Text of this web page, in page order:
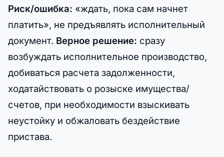
Риск/ошибка: «ждать, пока сам начнет
платить», не предъявлять исполнительный
документ. Верное решение: сразу
возбуждать исполнительное производство,
добиваться расчета задолженности,
ходатайствовать о розыске имущества/
счетов, при необходимости взыскивать
неустойку и обжаловать бездействие
пристава.